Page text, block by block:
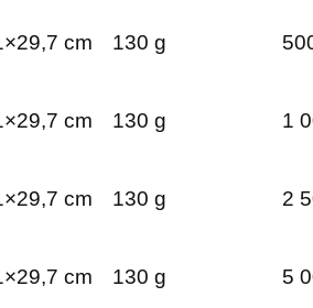
cm 130 g
cm 130 g 1
cm 130 g 2
cm 130 g 5